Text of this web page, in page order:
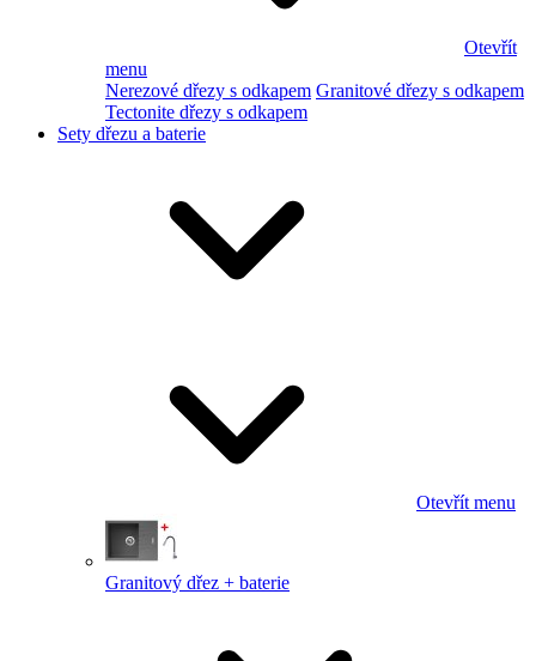
Otevřít
menu
Nerezové dřezy s odkapem Granitové dřezy s odkapem
Tectonite dřezy s odkapem
Sety dřezu a baterie
Otevřít menu
Granitový dřez + baterie